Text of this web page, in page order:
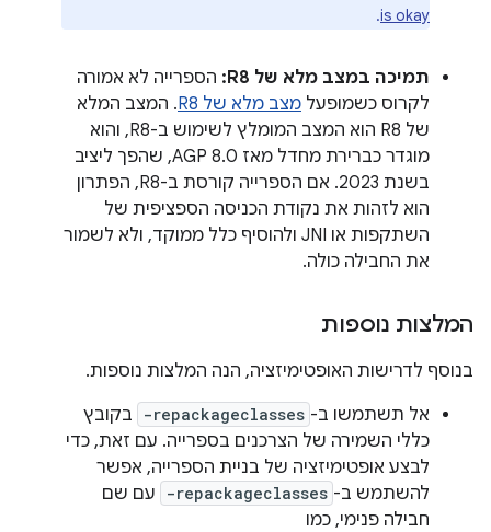
is okay
.
תמיכה במצב מלא של R8:
הספרייה לא אמורה
לקרוס כשמופעל מצב מלא של R8
. המצב המלא
של R8 הוא המצב המומלץ לשימוש ב-R8, והוא
מוגדר כברירת מחדל מאז AGP 8.0, שהפך ליציב
בשנת 2023. אם הספרייה קורסת ב-R8, הפתרון
הוא לזהות את נקודת הכניסה הספציפית של
השתקפות או JNI ולהוסיף כלל ממוקד, ולא לשמור
את החבילה כולה.
המלצות נוספות
בנוסף לדרישות האופטימיזציה, הנה המלצות נוספות.
אל תשתמשו ב- -repackageclasses
בקובץ
כללי השמירה של הצרכנים בספרייה. עם זאת, כדי
לבצע אופטימיזציה של בניית הספרייה, אפשר
להשתמש ב- -repackageclasses
עם שם
חבילה פנימי, כמו